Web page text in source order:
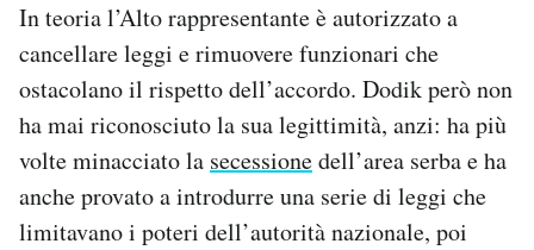
In teoria l’Alto rappresentante è autorizzato a
cancellare leggi e rimuovere funzionari che
ostacolano il rispetto dell’accordo. Dodik però non
ha mai riconosciuto la sua legittimità, anzi: ha più
volte minacciato la secessionedell’area serba e ha
anche provato a introdurre una serie di leggi che
limitavano i poteri dell’autorità nazionale, poi